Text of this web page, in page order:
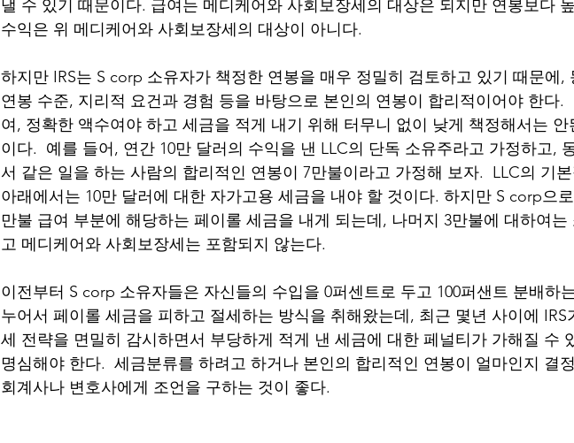
낼 수 있기 때문이다. 급여는 메디케어와 사회보장세의 대상은 되지만 연봉보다
수익은 위 메디케어와 사회보장세의 대상이 아니다.
하지만 IRS는 S corp 소유자가 책정한 연봉을 매우 정밀히 검토하고 있기 때문에,
연봉 수준, 지리적 요건과 경험 등을 바탕으로 본인의 연봉이 합리적이어야 한다.
여, 정확한 액수여야 하고 세금을 적게 내기 위해 터무니 없이 낮게 책정해서는 안
이다.  예를 들어, 연간 10만 달러의 수익을 낸 LLC의 단독 소유주라고 가정하고,
서 같은 일을 하는 사람의 합리적인 연봉이 7만불이라고 가정해 보자.  LLC의 기
아래에서는 10만 달러에 대한 자가고용 세금을 내야 할 것이다. 하지만 S corp으
만불 급여 부분에 해당하는 페이롤 세금을 내게 되는데, 나머지 3만불에 대하여는
고 메디케어와 사회보장세는 포함되지 않는다.
이전부터 S corp 소유자들은 자신들의 수입을 0퍼센트로 두고 100퍼샌트 분배하
누어서 페이롤 세금을 피하고 절세하는 방식을 취해왔는데, 최근 몇년 사이에 IRS
세 전략을 면밀히 감시하면서 부당하게 적게 낸 세금에 대한 페널티가 가해질 수
명심해야 한다.  세금분류를 하려고 하거나 본인의 합리적인 연봉이 얼마인지 결
회계사나 변호사에게 조언을 구하는 것이 좋다.